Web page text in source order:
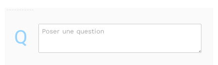
Q Poser une question